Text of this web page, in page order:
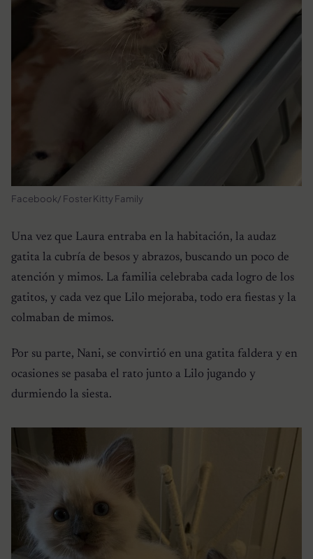
Facebook/ Foster Kitty Family
Una vez que Laura entraba en la habitación, la audaz
gatita la cubría de besos y abrazos, buscando un poco de
atención y mimos. La familia celebraba cada logro de los
gatitos, y cada vez que Lilo mejoraba, todo era fiestas y la
colmaban de mimos.
Por su parte, Nani, se convirtió en una gatita faldera y en
ocasiones se pasaba el rato junto a Lilo jugando y
durmiendo la siesta.